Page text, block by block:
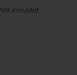
incluido)